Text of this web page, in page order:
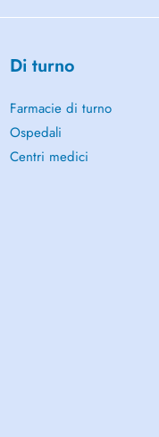
Di turno
Farmacie di turno
Ospedali
Centri medici